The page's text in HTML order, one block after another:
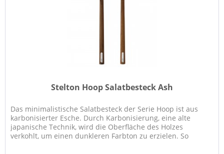
Stelton Hoop Salatbesteck Ash
Das minimalistische Salatbesteck der Serie Hoop ist aus
karbonisierter Esche. Durch Karbonisierung, eine alte
japanische Technik, wird die Oberfläche des Holzes
verkohlt, um einen dunkleren Farbton zu erzielen. So